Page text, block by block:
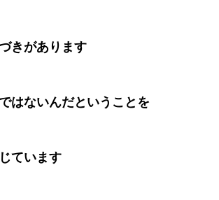
きがあります
はないんだということを
ています